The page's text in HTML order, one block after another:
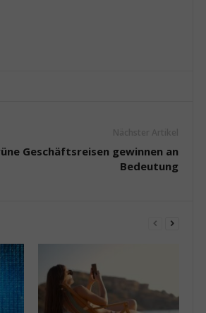
Geschäftsreisen gewinnen an
Bedeutung